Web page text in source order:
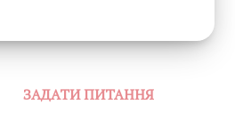
ЗАДАТИ ПИТАННЯ